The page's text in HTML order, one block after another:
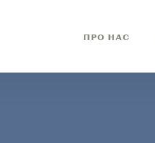
ПРО НАС